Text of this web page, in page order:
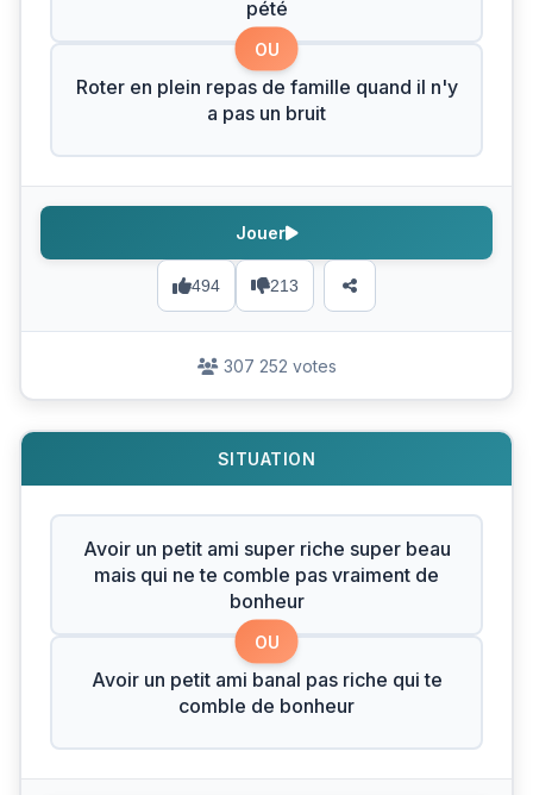
pété
OU
Roter en plein repas de famille quand il n'y
a pas un bruit
494 213
Jouer
307 252 votes
SITUATION
Avoir un petit ami super riche super beau
mais qui ne te comble pas vraiment de
bonheur
OU
Avoir un petit ami banal pas riche qui te
comble de bonheur